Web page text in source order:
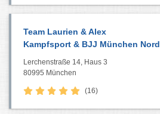
Team Laurien & Alex
Kampfsport & BJJ München Nord
Lerchenstraße 14, Haus 3
80995 München
(16)